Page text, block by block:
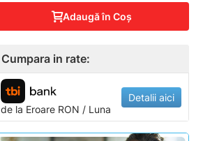
Adaugă în Coş
Cumpara in rate:
de la Eroare RON / Luna
Detalii aici